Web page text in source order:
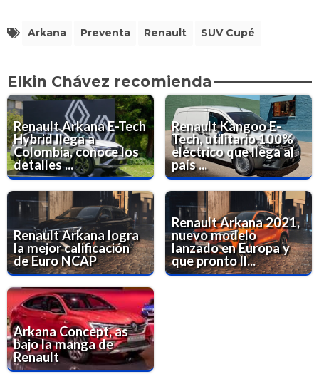
Arkana Preventa Renault SUV Cupé
Elkin Chávez recomienda
Renault Arkana E-Tech
Hybrid llega a
Colombia, conoce los
detalles ...
Renault Kangoo E-
Tech, utilitario 100%
eléctrico que llega al
país ...
Renault Arkana logra
la mejor calificación
de Euro NCAP
Renault Arkana 2021,
nuevo modelo
lanzado en Europa y
que pronto ll...
Arkana Concept, as
bajo la manga de
Renault